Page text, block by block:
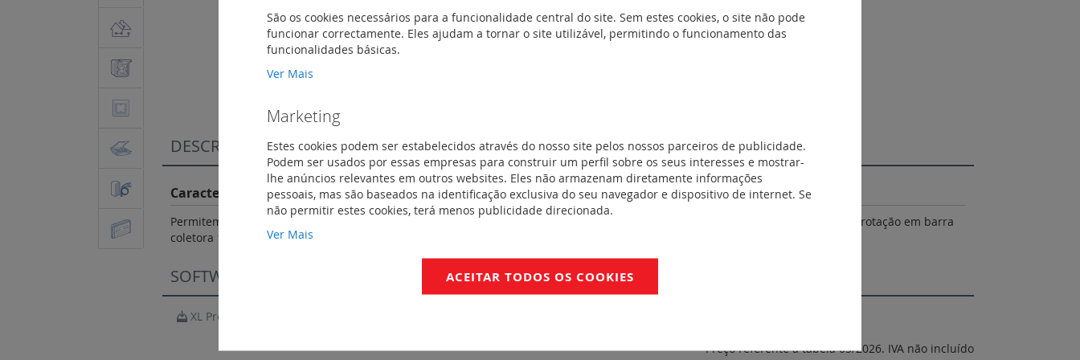
de
imagens
DESCRIÇÃO
Características do Produto
Permitem a ligação segura e rápida da blindagem dos cabos. Para bornes de ligação por parafuso e automática, montagem por rotação em barra
coletora 10 x 3 mm ref. 0 375 34; montagem em platina com parafuso M4 (fornecido).
SOFTWARE
XL Pro3
* Preço referente à tabela 05/2026. IVA não incluído
São os cookies necessários para a funcionalidade central do site. Sem estes cookies, o site não pode
funcionar correctamente. Eles ajudam a tornar o site utilizável, permitindo o funcionamento das
funcionalidades básicas.
Ver Mais
Marketing
Estes cookies podem ser estabelecidos através do nosso site pelos nossos parceiros de publicidade.
Podem ser usados por essas empresas para construir um perfil sobre os seus interesses e mostrar-
lhe anúncios relevantes em outros websites. Eles não armazenam diretamente informações
pessoais, mas são baseados na identificação exclusiva do seu navegador e dispositivo de internet. Se
não permitir estes cookies, terá menos publicidade direcionada.
Ver Mais
ACEITAR TODOS OS COOKIES